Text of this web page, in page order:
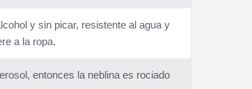
y sin picar, resistente al agua y
a la ropa.
entonces la neblina es rociado